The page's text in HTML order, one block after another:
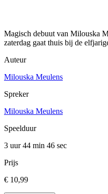
Magisch debuut van Milouska
zaterdag gaat thuis bij de
Auteur
Milouska Meulens
Spreker
Milouska Meulens
Speelduur
3 uur 44 min 46 sec
Prijs
€ 10,99